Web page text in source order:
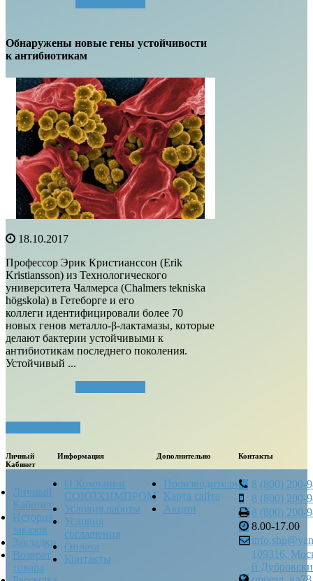
Обнаружены новые гены устойчивости
к антибиотикам
18.10.2017
Профессор Эрик Кристианссон (Erik
Kristiansson) из Технологического
университета Чалмерса (Chalmers tekniska
högskola) в Гетеборге и его
коллеги идентифицировали более 70
новых генов металло-β-лактамазы, которые
делают бактерии устойчивыми к
антибиотикам последнего поколения.
Устойчивый ...
Личный
Кабинет
Личный
Кабинет
История
заказов
Закладки
Возврат
товара
Информация
О Компании
СОЮЗХИМПРОМ
Условия работы
Условия
соглашения
Оплата
Контакты
Дополнительно
Производители
Карта сайта
Акции
Контакты
8 (800) 200-
8 (800) 200-
8 (800) 200-
8.00-17.00
109316,
й